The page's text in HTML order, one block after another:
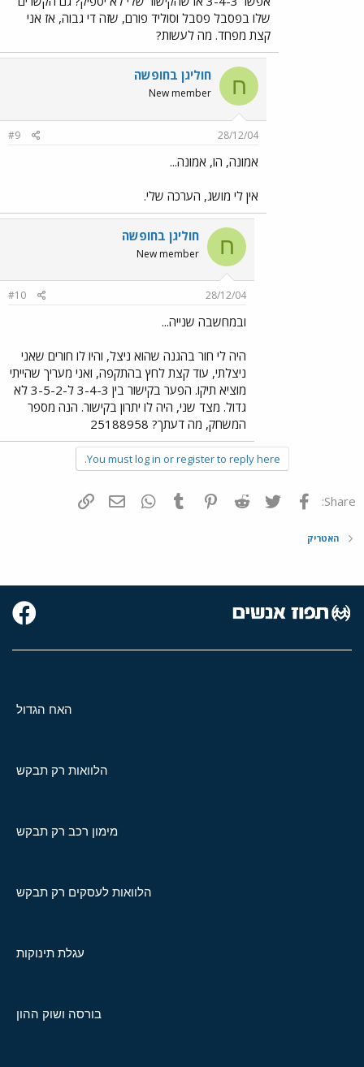
שלו בפסבל פסבל וסוליד פורם, שזה די גבוה, אז אני
קצת מפחד. מה לעשות?
ח חוליגן בחופשה
New member
28/12/04
#9
אמונה, הו, אמונה...
אין לי מושג, הערכה שלי.
ח חוליגן בחופשה
New member
28/12/04
#10
ובמחשבה שנייה...
היה לי חור בהגנה שהוא ניצל, והיו לו חורים שאני
ניצלתי, עוד קצת לחץ בהתקפה, ואני מעריך שהייתי
מוציא תיקו. הפער בקישור בין 3-4-3 ל-3-5-2 לא
גדול. מצד שני, היה לו יתרון בקישור. הנה מספר
המשחק, מה דעתך? 25188958
You must log in or register to reply here.
Share: פייסבוק Twitter
Reddit
Pinterest
Tumblr
WhatsAppדואר אלקטרוני
האטריק
האח הגדול
הלוואות רק תבקש
מימון רכב רק תבקש
הלוואות לעסקים רק תבקש
עגלת תינוקות
בורסה ושוק ההון